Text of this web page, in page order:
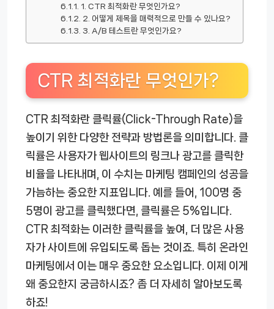
1. CTR 최적화란 무엇인가요?
2. 어떻게 제목을 매력적으로 만들 수 있나요?
3. A/B 테스트란 무엇인가요?
CTR 최적화란 무엇인가?
CTR 최적화란 클릭률(Click-Through Rate)을
높이기 위한 다양한 전략과 방법론을 의미합니다. 클
릭률은 사용자가 웹사이트의 링크나 광고를 클릭한
비율을 나타내며, 이 수치는 마케팅 캠페인의 성공을
가늠하는 중요한 지표입니다. 예를 들어, 100명 중
5명이 광고를 클릭했다면, 클릭률은 5%입니다.
CTR 최적화는 이러한 클릭률을 높여, 더 많은 사용
자가 사이트에 유입되도록 돕는 것이죠. 특히 온라인
마케팅에서 이는 매우 중요한 요소입니다. 이제 이게
왜 중요한지 궁금하시죠? 좀 더 자세히 알아보도록
하죠!